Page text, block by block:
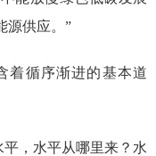
源供应。”
循序渐进的基本道
，水平从哪里来？水